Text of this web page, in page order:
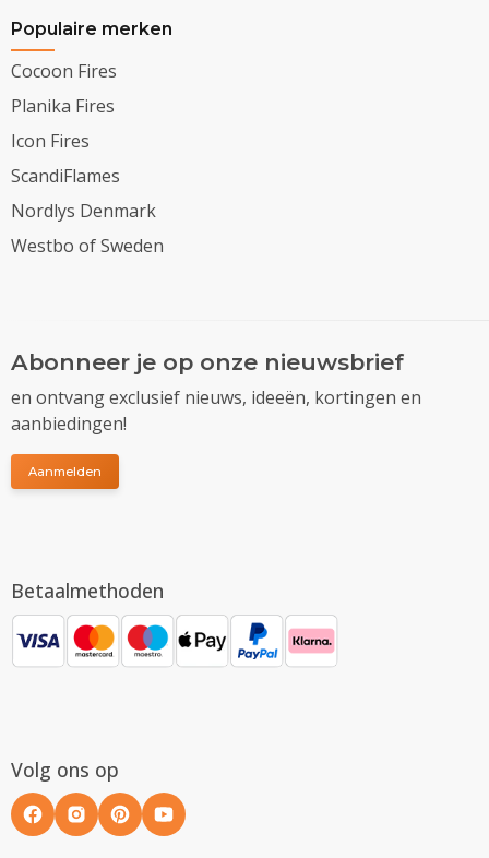
Populaire merken
Cocoon Fires
Planika Fires
Icon Fires
ScandiFlames
Nordlys Denmark
Westbo of Sweden
Abonneer je op onze nieuwsbrief
en ontvang exclusief nieuws, ideeën, kortingen en
aanbiedingen!
Aanmelden
Betaalmethoden
Volg ons op